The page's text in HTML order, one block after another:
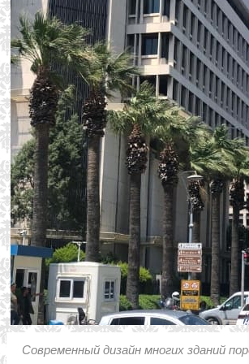
Современный дизайн многих зданий